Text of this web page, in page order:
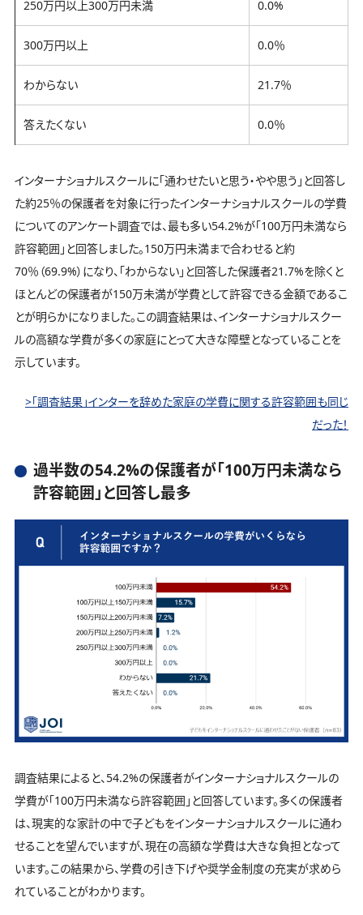
250万円以上300万円未満 0.0%
300万円以上 0.0％
わからない 21.7％
答えたくない 0.0％
インターナショナルスクールに「通わせたいと思う・やや思う」と回答し
た約25％の保護者を対象に行ったインターナショナルスクールの学費
についてのアンケート調査では、最も多い54.2%が「100万円未満なら
許容範囲」と回答しました。150万円未満まで合わせると約
70％（69.9%）になり、「わからない」と回答した保護者21.7%を除くと
ほとんどの保護者が150万未満が学費として許容できる金額であるこ
とが明らかになりました。この調査結果は、インターナショナルスクー
ルの高額な学費が多くの家庭にとって大きな障壁となっていることを
示しています。
>「調査結果」インターを辞めた家庭の学費に関する許容範囲も同じ
だった！
過半数の54.2%の保護者が「100万円未満なら
許容範囲」と回答し最多
調査結果によると、54.2%の保護者がインターナショナルスクールの
学費が「100万円未満なら許容範囲」と回答しています。多くの保護者
は、現実的な家計の中で子どもをインターナショナルスクールに通わ
せることを望んでいますが、現在の高額な学費は大きな負担となって
います。この結果から、学費の引き下げや奨学金制度の充実が求めら
れていることがわかります。